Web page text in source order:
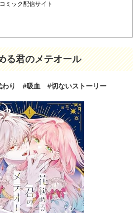
コミック配信サイト
る君のメテオール
り #吸血 #切ないストーリー